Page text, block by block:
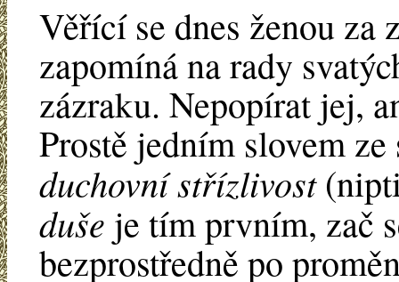
Věřící se dnes ženou za
zapomíná na rady
zázraku. Nepopírat jej,
Prostě jedním slovem
duchovní střízlivost
duše je tím prvním, zač
bezprostředně po